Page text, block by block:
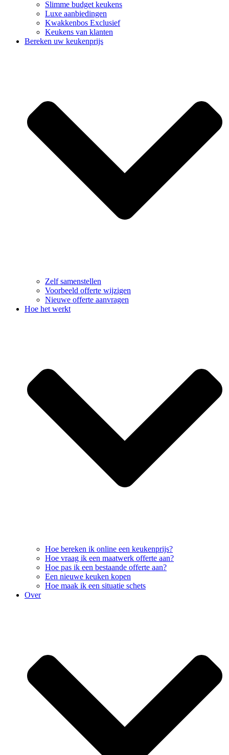
Slimme budget keukens
Luxe aanbiedingen
Kwakkenbos Exclusief
Keukens van klanten
Bereken uw keukenprijs
Zelf samenstellen
Voorbeeld offerte wijzigen
Nieuwe offerte aanvragen
Hoe het werkt
Hoe bereken ik online een keukenprijs?
Hoe vraag ik een maatwerk offerte aan?
Hoe pas ik een bestaande offerte aan?
Een nieuwe keuken kopen
Hoe maak ik een situatie schets
Over